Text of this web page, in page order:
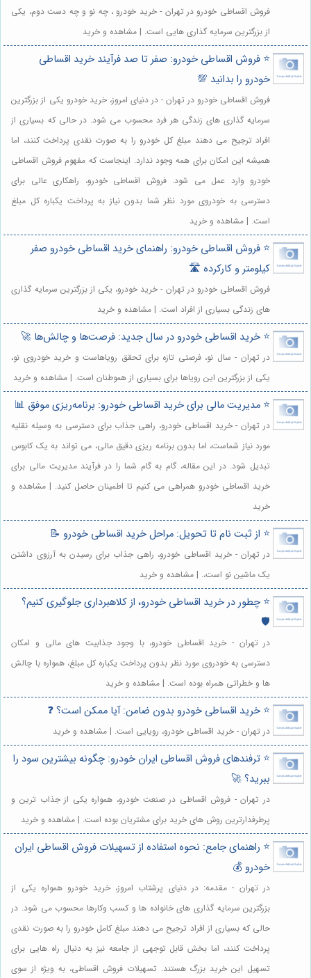
فروش اقساطی خودرو در تهران - خرید خودرو ، چه نو و چه دست دوم، یکی
از بزرگترین سرمایه گذاری هایی است. | مشاهده و خرید
⭐️ فروش اقساطی خودرو: صفر تا صد فرآیند خرید اقساطی
خودرو را بدانید 💯
فروش اقساطی خودرو در تهران - در دنیای امروز، خرید خودرو یکی از بزرگترین
سرمایه گذاری های زندگی هر فرد محسوب می شود. در حالی که بسیاری از
افراد ترجیح می دهند مبلغ کل خودرو را به صورت نقدی پرداخت کنند، اما
همیشه این امکان برای همه وجود ندارد. اینجاست که مفهوم فروش اقساطی
خودرو وارد عمل می شود. فروش اقساطی خودرو، راهکاری عالی برای
دسترسی به خودروی مورد نظر شما بدون نیاز به پرداخت یکباره کل مبلغ
است. | مشاهده و خرید
⭐️ فروش اقساطی خودرو: راهنمای خرید اقساطی خودرو صفر
کیلومتر و کارکرده 🛣️
فروش اقساطی خودرو در تهران - خرید خودرو، یکی از بزرگترین سرمایه گذاری
های زندگی بسیاری از افراد است. | مشاهده و خرید
⭐️ خرید اقساطی خودرو در سال جدید: فرصت‌ها و چالش‌ها 🚀
در تهران - سال نو، فرصتی تازه برای تحقق رویاهاست و خرید خودروی نو،
یکی از بزرگترین این رویاها برای بسیاری از هموطنان است. | مشاهده و خرید
⭐️ مدیریت مالی برای خرید اقساطی خودرو: برنامه‌ریزی موفق 📊
در تهران - خرید اقساطی خودرو، راهی جذاب برای دسترسی به وسیله نقلیه
مورد نیاز شماست، اما بدون برنامه ریزی دقیق مالی، می تواند به یک کابوس
تبدیل شود. در این مقاله، گام به گام شما را در فرآیند مدیریت مالی برای
خرید اقساطی خودرو همراهی می کنیم تا اطمینان حاصل کنید. | مشاهده و
خرید
⭐️ از ثبت نام تا تحویل: مراحل خرید اقساطی خودرو 📝
در تهران - خرید اقساطی خودرو، راهی جذاب برای رسیدن به آرزوی داشتن
یک ماشین نو است،. | مشاهده و خرید
⭐️ چطور در خرید اقساطی خودرو، از کلاهبرداری جلوگیری کنیم؟
🛡️
در تهران - خرید اقساطی خودرو، با وجود جذابیت های مالی و امکان
دسترسی به خودروی مورد نظر بدون پرداخت یکباره کل مبلغ، همواره با چالش
ها و خطراتی همراه بوده است. | مشاهده و خرید
⭐️ خرید اقساطی خودرو بدون ضامن: آیا ممکن است؟ ❓
در تهران - خرید اقساطی خودرو، رویایی است. | مشاهده و خرید
⭐️ ترفندهای فروش اقساطی ایران خودرو: چگونه بیشترین سود را
ببرید؟ 🚀
در تهران - فروش اقساطی در صنعت خودرو، همواره یکی از جذاب ترین و
پرطرفدارترین روش های خرید برای مشتریان بوده است. | مشاهده و خرید
⭐️ راهنمای جامع: نحوه استفاده از تسهیلات فروش اقساطی ایران
خودرو 💰
در تهران - مقدمه: در دنیای پرشتاب امروز، خرید خودرو همواره یکی از
بزرگترین سرمایه گذاری های خانواده ها و کسب وکارها محسوب می شود. در
حالی که بسیاری از افراد ترجیح می دهند مبلغ کامل خودرو را به صورت نقدی
پرداخت کنند، اما بخش قابل توجهی از جامعه نیز به دنبال راه هایی برای
تسهیل این خرید بزرگ هستند. تسهیلات فروش اقساطی، به ویژه از سوی